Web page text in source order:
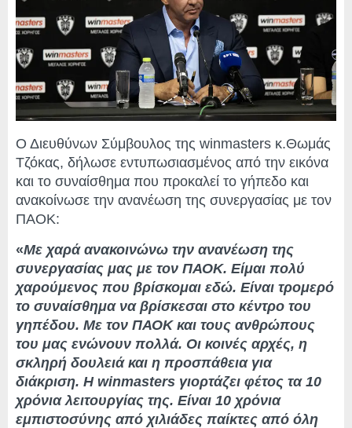
Ο Διευθύνων Σύμβουλος της winmasters κ.Θωμάς
Τζόκας, δήλωσε εντυπωσιασμένος από την εικόνα
και το συναίσθημα που προκαλεί το γήπεδο και
ανακοίνωσε την ανανέωση της συνεργασίας με τον
ΠΑΟΚ:
«Με χαρά ανακοινώνω την ανανέωση της
συνεργασίας μας με τον ΠΑΟΚ. Είμαι πολύ
χαρούμενος που βρίσκομαι εδώ. Είναι τρομερό
το συναίσθημα να βρίσκεσαι στο κέντρο του
γηπέδου. Με τον ΠΑΟΚ και τους ανθρώπους
του μας ενώνουν πολλά. Οι κοινές αρχές, η
σκληρή δουλειά και η προσπάθεια για
διάκριση. Η winmasters γιορτάζει φέτος τα 10
χρόνια λειτουργίας της. Είναι 10 χρόνια
εμπιστοσύνης από χιλιάδες παίκτες από όλη